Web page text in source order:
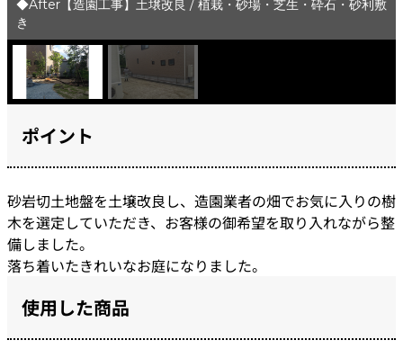
◆After【造園工事】土壌改良 / 植栽・砂場・芝生・砕石・砂利敷
き
ポイント
砂岩切土地盤を土壌改良し、造園業者の畑でお気に入りの樹
木を選定していただき、お客様の御希望を取り入れながら整
備しました。
落ち着いたきれいなお庭になりました。
使用した商品